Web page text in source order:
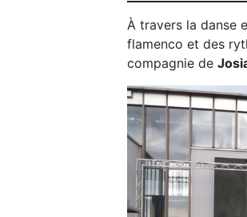
À travers la danse
flamenco et des
compagnie de